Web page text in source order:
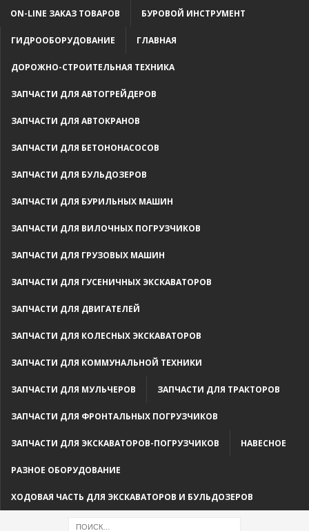
ON-LINE ЗАКАЗ ТОВАРОВ БУРОВОЙ ИНСТРУМЕНТ
ГИДРООБОРУДОВАНИЕ ГЛАВНАЯ
ДОРОЖНО-СТРОИТЕЛЬНАЯ ТЕХНИКА
ЗАПЧАСТИ ДЛЯ АВТОГРЕЙДЕРОВ
ЗАПЧАСТИ ДЛЯ АВТОКРАНОВ
ЗАПЧАСТИ ДЛЯ БЕТОНОНАСОСОВ
ЗАПЧАСТИ ДЛЯ БУЛЬДОЗЕРОВ
ЗАПЧАСТИ ДЛЯ БУРИЛЬНЫХ МАШИН
ЗАПЧАСТИ ДЛЯ ВИЛОЧНЫХ ПОГРУЗЧИКОВ
ЗАПЧАСТИ ДЛЯ ГРУЗОВЫХ МАШИН
ЗАПЧАСТИ ДЛЯ ГУСЕНИЧНЫХ ЭКСКАВАТОРОВ
ЗАПЧАСТИ ДЛЯ ДВИГАТЕЛЕЙ
ЗАПЧАСТИ ДЛЯ КОЛЕСНЫХ ЭКСКАВАТОРОВ
ЗАПЧАСТИ ДЛЯ КОММУНАЛЬНОЙ ТЕХНИКИ
ЗАПЧАСТИ ДЛЯ МУЛЬЧЕРОВ ЗАПЧАСТИ ДЛЯ ТРАКТОРОВ
ЗАПЧАСТИ ДЛЯ ФРОНТАЛЬНЫХ ПОГРУЗЧИКОВ
ЗАПЧАСТИ ДЛЯ ЭКСКАВАТОРОВ-ПОГРУЗЧИКОВ НАВЕСНОЕ
РАЗНОЕ ОБОРУДОВАНИЕ
ХОДОВАЯ ЧАСТЬ ДЛЯ ЭКСКАВАТОРОВ И БУЛЬДОЗЕРОВ